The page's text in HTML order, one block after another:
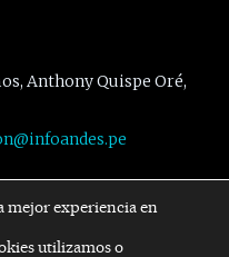
Anthony Quispe Oré,
Youtube
mejor experiencia en
utilizamos o